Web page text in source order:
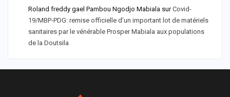
Roland freddy gael Pambou Ngodjo Mabiala surCovid-
19/MBP-PDG: remise officielle d’un important lot de matériels
sanitaires par le vénérable Prosper Mabiala aux populations
de la Doutsila